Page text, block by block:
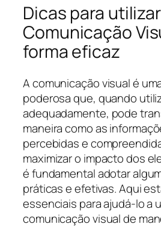
Dicas para utilizar
Comunicação
forma eficaz
A comunicação visual é
poderosa que, quando
adequadamente, pode
maneira como as
percebidas e
maximizar o impacto dos
é fundamental adotar
práticas e efetivas. Aqui
essenciais para ajudá-lo a
comunicação visual de